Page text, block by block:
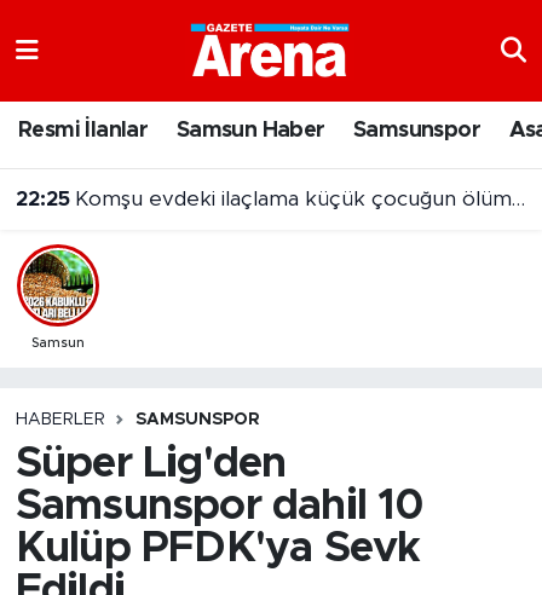
Resmi İlanlar Samsun Haber Samsunspor
22:25 Komşu evdeki ilaçlama küçük çocuğun ölümüne neden oldu
Samsun
HABERLER SAMSUNSPOR
Süper Lig'den
Samsunspor dahil 10
Kulüp PFDK'ya Sevk
Samsun Namaz Vakitleri
Trafik Durumu
Süper Lig Puan Durumu ve Fikstür
Son Dakika Haberleri
Haber Arşivi